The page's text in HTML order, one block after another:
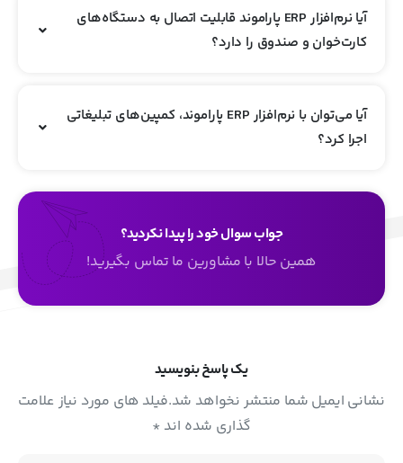
آیا نرم‌افزار ERP پاراموند قابلیت اتصال به دستگاه‌های
کارت‌خوان و صندوق را دارد؟
آیا می‌توان با نرم‌افزار ERP پاراموند، کمپین‌های تبلیغاتی
اجرا کرد؟
جواب سوال خود را پیدا نکردید؟
همین حالا با مشاورین ما تماس بگیرید!
یک پاسخ بنویسید
نشانی ایمیل شما منتشر نخواهد شد.فیلد های مورد نیاز علامت
گذاری شده اند *